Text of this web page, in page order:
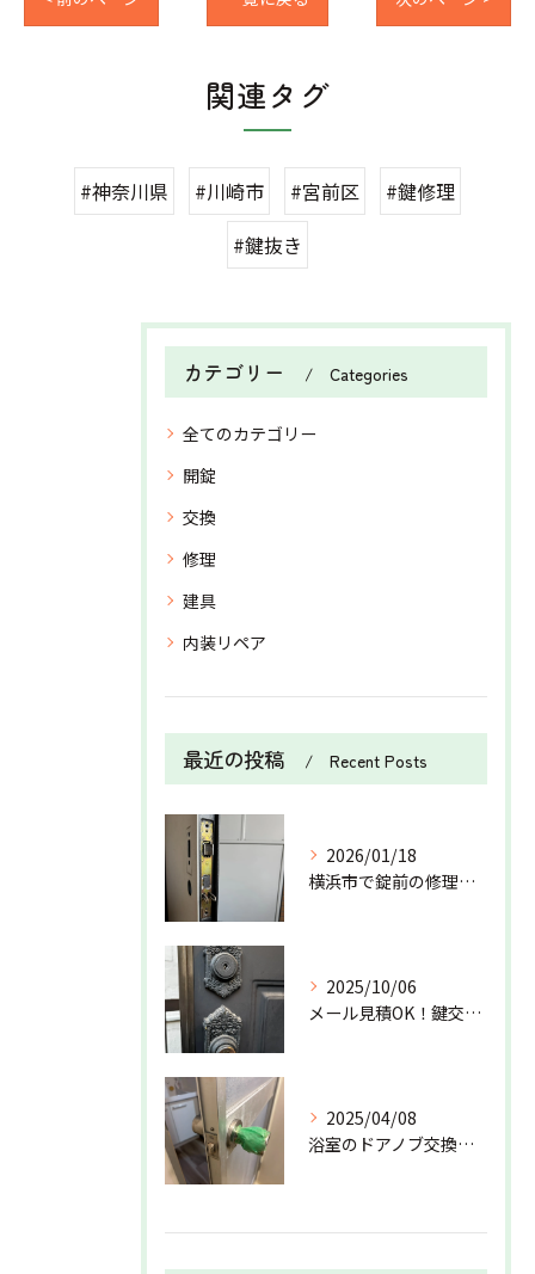
関連タグ
#神奈川県 #川崎市 #宮前区
#鍵修理
#鍵抜き
カテゴリー Categories
全てのカテゴリー
開錠
交換
修理
建具
内装リペア
最近の投稿 Recent Posts
2026/01/18
横浜市で錠前の修理を行いました！
2025/10/06
メール見積OK！鍵交換は万屋狐にお任せ
2025/04/08
浴室のドアノブ交換を行いました！